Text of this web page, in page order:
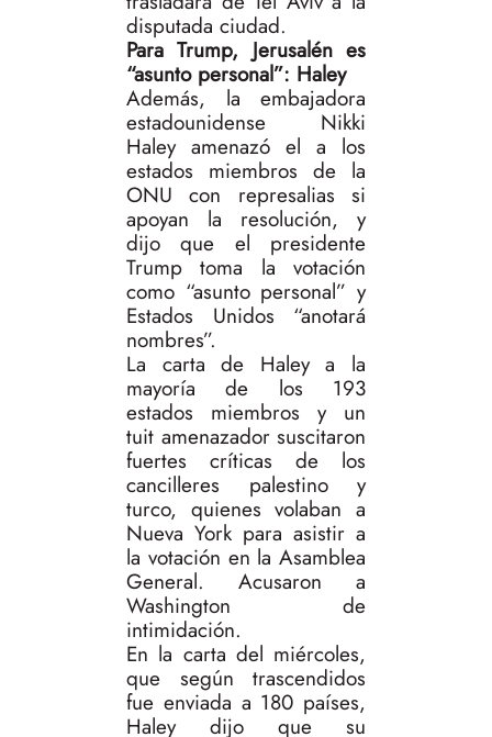
disputada ciudad.
Para Trump, Jerusalén es
“asunto personal”: Haley
Además, la embajadora
estadounidense Nikki
Haley amenazó el a los
estados miembros de la
ONU con represalias si
apoyan la resolución, y
dijo que el presidente
Trump toma la votación
como “asunto personal” y
Estados Unidos “anotará
nombres”.
La carta de Haley a la
mayoría de los 193
estados miembros y un
tuit amenazador suscitaron
fuertes críticas de los
cancilleres palestino y
turco, quienes volaban a
Nueva York para asistir a
la votación en la Asamblea
General. Acusaron a
Washington de
intimidación.
En la carta del miércoles,
que según trascendidos
fue enviada a 180 países,
Haley dijo que su